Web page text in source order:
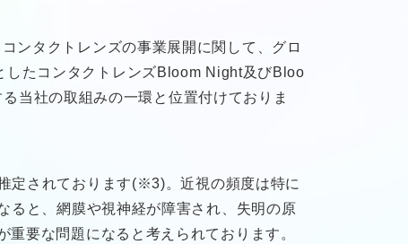
ンタクトレンズの事業展開に関して、グロ
したコンタクトレンズBloom Night及びBloo
当社の取組みの一環と位置付けておりま
定されております(※3)。近視の頻度は特に
と、網膜や視神経が障害され、失明の原
要な問題になると考えられております。